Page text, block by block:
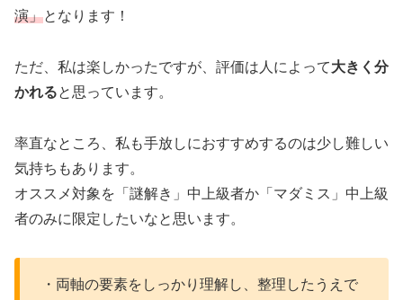
演」となります！
ただ、私は楽しかったですが、評価は人によって大きく分
かれると思っています。
率直なところ、私も手放しにおすすめするのは少し難しい
気持ちもあります。
オススメ対象を「謎解き」中上級者か「マダミス」中上級
者のみに限定したいなと思います。
・両軸の要素をしっかり理解し、整理したうえで